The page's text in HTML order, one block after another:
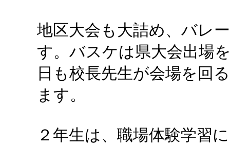
地区大会も大詰め、バレ
す。バスケは県大会出場
日も校長先生が会場を回
ます。
２年生は、職場体験学習